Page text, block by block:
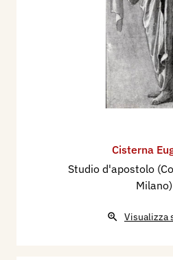
Cisterna
Studio d'apostolo
Milano)
Visualizza